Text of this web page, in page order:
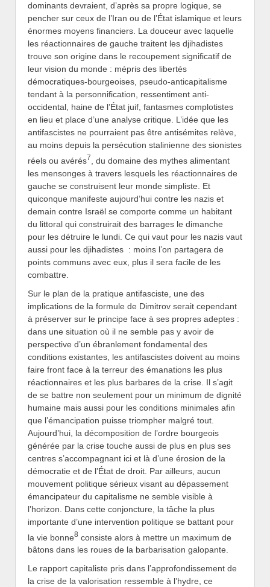
dominants devraient, d’après sa propre logique, se
pencher sur ceux de l’Iran ou de l’État islamique et leurs
énormes moyens financiers. La douceur avec laquelle
les réactionnaires de gauche traitent les djihadistes
trouve son origine dans le recoupement significatif de
leur vision du monde : mépris des libertés
démocratiques-bourgeoises, pseudo-anticapitalisme
tendant à la personnification, ressentiment anti-
occidental, haine de l’État juif, fantasmes complotistes
en lieu et place d’une analyse critique. L’idée que les
antifascistes ne pourraient pas être antisémites relève,
au moins depuis la persécution stalinienne des sionistes
réels ou avérés7
, du domaine des mythes alimentant
les mensonges à travers lesquels les réactionnaires de
gauche se construisent leur monde simpliste. Et
quiconque manifeste aujourd’hui contre les nazis et
demain contre Israël se comporte comme un habitant
du littoral qui construirait des barrages le dimanche
pour les détruire le lundi. Ce qui vaut pour les nazis vaut
aussi pour les djihadistes : moins l’on partagera de
points communs avec eux, plus il sera facile de les
combattre.
Sur le plan de la pratique antifasciste, une des
implications de la formule de Dimitrov serait cependant
à préserver sur le principe face à ses propres adeptes :
dans une situation où il ne semble pas y avoir de
perspective d’un ébranlement fondamental des
conditions existantes, les antifascistes doivent au moins
faire front face à la terreur des émanations les plus
réactionnaires et les plus barbares de la crise. Il s’agit
de se battre non seulement pour un minimum de dignité
humaine mais aussi pour les conditions minimales afin
que l’émancipation puisse triompher malgré tout.
Aujourd’hui, la décomposition de l’ordre bourgeois
générée par la crise touche aussi de plus en plus ses
centres s’accompagnant ici et là d’une érosion de la
démocratie et de l’État de droit. Par ailleurs, aucun
mouvement politique sérieux visant au dépassement
émancipateur du capitalisme ne semble visible à
l’horizon. Dans cette conjoncture, la tâche la plus
importante d’une intervention politique se battant pour
la vie bonne8 consiste alors à mettre un maximum de
bâtons dans les roues de la barbarisation galopante.
Le rapport capitaliste pris dans l’approfondissement de
la crise de la valorisation ressemble à l’hydre, ce